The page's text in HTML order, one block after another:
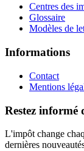
Centres des
Glossaire
Modèles de
Informations
Contact
Mentions
Restez informé
L'impôt change
dernières